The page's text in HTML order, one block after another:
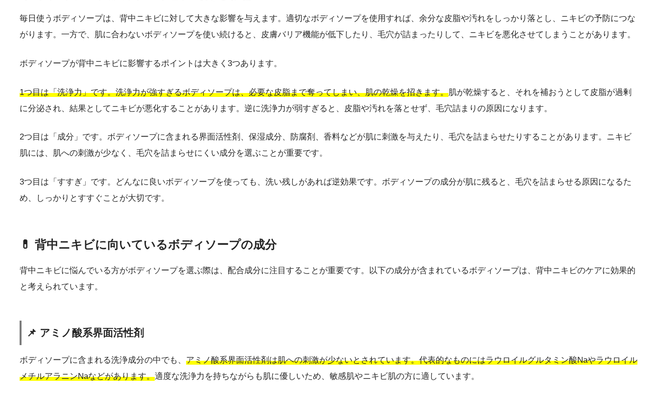
毎日使うボディソープは、背中ニキビに対して大きな影響を与えます。適切なボディソープを使用すれば、余分な皮脂や汚れをしっかり落とし、ニキビの予防につな
がります。一方で、肌に合わないボディソープを使い続けると、皮膚バリア機能が低下したり、毛穴が詰まったりして、ニキビを悪化させてしまうことがあります。
ボディソープが背中ニキビに影響するポイントは大きく3つあります。
1つ目は「洗浄力」です。洗浄力が強すぎるボディソープは、必要な皮脂まで奪ってしまい、肌の乾燥を招きます。肌が乾燥すると、それを補おうとして皮脂が過剰
に分泌され、結果としてニキビが悪化することがあります。逆に洗浄力が弱すぎると、皮脂や汚れを落とせず、毛穴詰まりの原因になります。
2つ目は「成分」です。ボディソープに含まれる界面活性剤、保湿成分、防腐剤、香料などが肌に刺激を与えたり、毛穴を詰まらせたりすることがあります。ニキビ
肌には、肌への刺激が少なく、毛穴を詰まらせにくい成分を選ぶことが重要です。
3つ目は「すすぎ」です。どんなに良いボディソープを使っても、洗い残しがあれば逆効果です。ボディソープの成分が肌に残ると、毛穴を詰まらせる原因になるた
め、しっかりとすすぐことが大切です。
💊 背中ニキビに向いているボディソープの成分
背中ニキビに悩んでいる方がボディソープを選ぶ際は、配合成分に注目することが重要です。以下の成分が含まれているボディソープは、背中ニキビのケアに効果的
と考えられています。
📌 アミノ酸系界面活性剤
ボディソープに含まれる洗浄成分の中でも、 アミノ酸系界面活性剤は肌への刺激が少ないとされています。代表的なものにはラウロイルグルタミン酸Naやラウロイル
メチルアラニンNaなどがあります。適度な洗浄力を持ちながらも肌に優しいため、敏感肌やニキビ肌の方に適しています。